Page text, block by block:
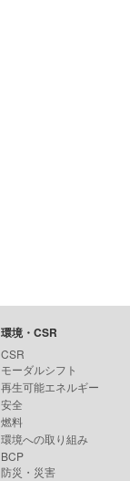
環境・CSR
CSR
モーダルシフト
再生可能エネルギー
安全
燃料
環境への取り組み
BCP
防災・災害